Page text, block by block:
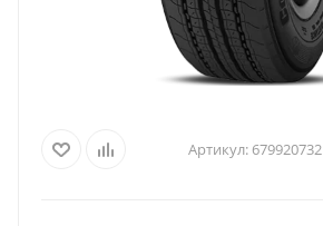
Артикул: 679920732